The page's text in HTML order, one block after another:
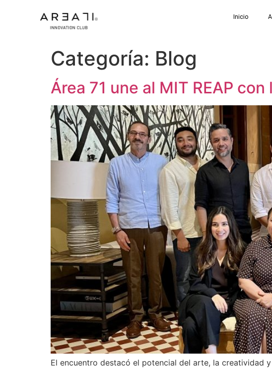
Inicio
Categoría: Blog
Área 71 une al MIT REAP
El encuentro destacó el potencial del arte, la creatividad